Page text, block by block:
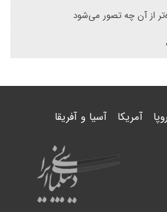
از آن چه تصور می‌شود
آمریکا آسیا و آفریقا